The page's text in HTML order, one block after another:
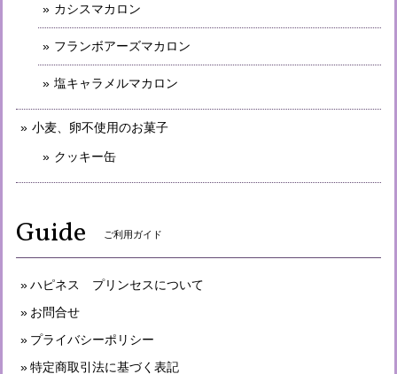
カシスマカロン
フランボアーズマカロン
塩キャラメルマカロン
小麦、卵不使用のお菓子
クッキー缶
Guide ご利用ガイド
ハピネス プリンセスについて
お問合せ
プライバシーポリシー
特定商取引法に基づく表記